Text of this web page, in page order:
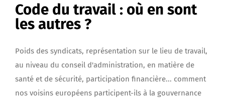
Code du travail : où en sont
les autres ?
Poids des syndicats, représentation sur le lieu de travail,
au niveau du conseil d'administration, en matière de
santé et de sécurité, participation financière... comment
nos voisins européens participent-ils à la gouvernance